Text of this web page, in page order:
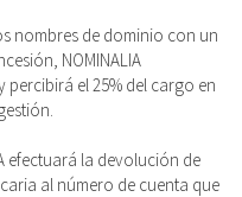
nombres de dominio con un
NOMINALIA
percibirá el 25% del cargo en
efectuará la devolución de
al número de cuenta que